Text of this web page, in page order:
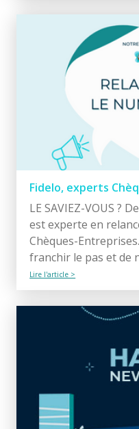
Fidelo, experts
LE SAVIEZ-VOUS ?
est experte en
Chèques-
franchir le pas et de
Lire l'article >